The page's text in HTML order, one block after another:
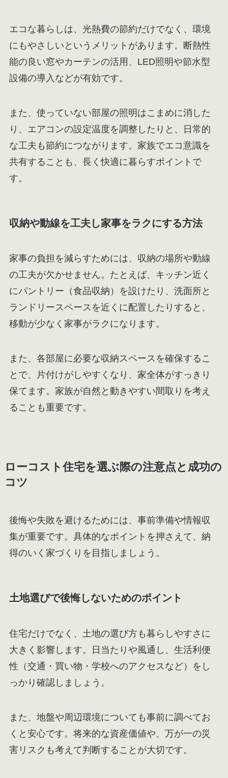
エコな暮らしは、光熱費の節約だけでなく、環境
にもやさしいというメリットがあります。断熱性
能の良い窓やカーテンの活用、LED照明や節水型
設備の導入などが有効です。
また、使っていない部屋の照明はこまめに消した
り、エアコンの設定温度を調整したりと、日常的
な工夫も節約につながります。家族でエコ意識を
共有することも、長く快適に暮らすポイントで
す。
収納や動線を工夫し家事をラクにする方法
家事の負担を減らすためには、収納の場所や動線
の工夫が欠かせません。たとえば、キッチン近く
にパントリー（食品収納）を設けたり、洗面所と
ランドリースペースを近くに配置したりすると、
移動が少なく家事がラクになります。
また、各部屋に必要な収納スペースを確保するこ
とで、片付けがしやすくなり、家全体がすっきり
保てます。家族が自然と動きやすい間取りを考え
ることも重要です。
ローコスト住宅を選ぶ際の注意点と成功の
コツ
後悔や失敗を避けるためには、事前準備や情報収
集が重要です。具体的なポイントを押さえて、納
得のいく家づくりを目指しましょう。
土地選びで後悔しないためのポイント
住宅だけでなく、土地の選び方も暮らしやすさに
大きく影響します。日当たりや風通し、生活利便
性（交通・買い物・学校へのアクセスなど）をし
っかり確認しましょう。
また、地盤や周辺環境についても事前に調べてお
くと安心です。将来的な資産価値や、万が一の災
害リスクも考えて判断することが大切です。